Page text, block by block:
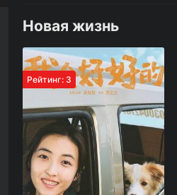
Новая жизнь
Рейтинг: 3